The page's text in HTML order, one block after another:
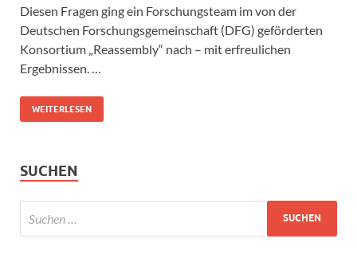
Diesen Fragen ging ein Forschungsteam im von der
Deutschen Forschungsgemeinschaft (DFG) geförderten
Konsortium „Reassembly“ nach – mit erfreulichen
Ergebnissen. …
WEITERLESEN
SUCHEN